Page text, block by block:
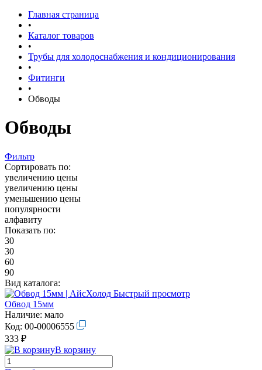
Главная страница
•
Каталог товаров
•
Трубы для холодоснабжения и кондиционирования
•
Фитинги
•
Обводы
Обводы
Фильтр
Сортировать по:
увеличению цены
увеличению цены
уменьшению цены
популярности
алфавиту
Показать по:
30
30
60
90
Вид каталога:
Быстрый просмотр
Обвод 15мм
Наличие: мало
Код: 00-00006555
333 ₽
В корзину